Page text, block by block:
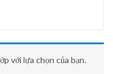
với lựa chọn của bạn.